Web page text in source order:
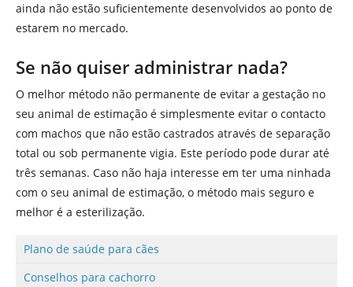
ainda não estão suficientemente desenvolvidos ao ponto de
estarem no mercado.
Se não quiser administrar nada?
O melhor método não permanente de evitar a gestação no
seu animal de estimação é simplesmente evitar o contacto
com machos que não estão castrados através de separação
total ou sob permanente vigia. Este período pode durar até
três semanas. Caso não haja interesse em ter uma ninhada
com o seu animal de estimação, o método mais seguro e
melhor é a esterilização.
Plano de saúde para cães
Conselhos para cachorro